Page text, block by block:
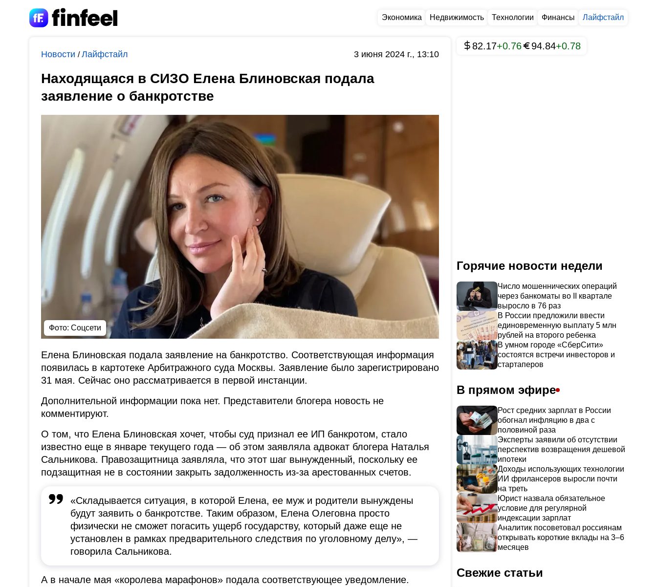
Экономика Недвижимость Технологии Финансы Лайфстайл
Новости /Лайфстайл 3 июня 2024 г., 13:10
Находящаяся в СИЗО Елена Блиновская подала
заявление о банкротстве
Фото: Соцсети
Елена Блиновская подала заявление на банкротство. Соответствующая информация
появилась в картотеке Арбитражного суда Москвы. Заявление было зарегистрировано
31 мая. Сейчас оно рассматривается в первой инстанции.
Дополнительной информации пока нет. Представители блогера новость не
комментируют.
О том, что Елена Блиновская хочет, чтобы суд признал ее ИП банкротом, стало
известно еще в январе текущего года — об этом заявляла адвокат блогера Наталья
Сальникова. Правозащитница заявляла, что этот шаг вынужденный, поскольку ее
подзащитная не в состоянии закрыть задолженность из-за арестованных счетов.
«Складывается ситуация, в которой Елена, ее муж и родители вынуждены
будут заявить о банкротстве. Таким образом, Елена Олеговна просто
физически не сможет погасить ущерб государству, который даже еще не
установлен в рамках предварительного следствия по уголовному делу», —
говорила Сальникова.
А в начале мая «королева марафонов» подала соответствующее уведомление.
82.17+0.76 94.84+0.78
Горячие новости недели
Число мошеннических операций
через банкоматы во II квартале
выросло в 76 раз
В России предложили ввести
единовременную выплату 5 млн
рублей на второго ребенка
В умном городе «СберСити»
состоятся встречи инвесторов и
стартаперов
В прямом эфире
Рост средних зарплат в России
обогнал инфляцию в два с
половиной раза
Эксперты заявили об отсутствии
перспектив возвращения дешевой
ипотеки
Доходы использующих технологии
ИИ фрилансеров выросли почти
на треть
Юрист назвала обязательное
условие для регулярной
индексации зарплат
Аналитик посоветовал россиянам
открывать короткие вклады на 3–6
месяцев
Свежие статьи